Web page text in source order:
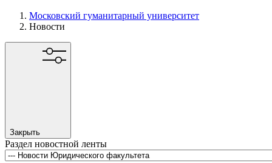
Московский гуманитарный университет
Новости
Закрыть
Раздел новостной ленты